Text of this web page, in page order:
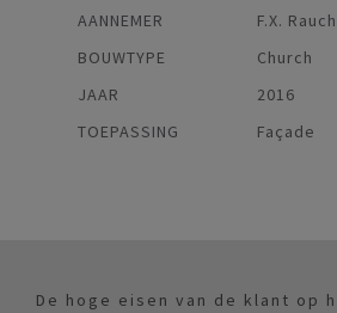
AANNEMER
F.X.
BOUWTYPE
Church
JAAR
2016
TOEPASSING
Façade
De hoge eisen van de klant op